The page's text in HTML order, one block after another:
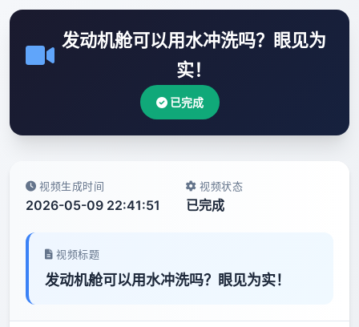
发动机舱可以用水冲洗吗？眼见为
实！
已完成
视频生成时间
2026-05-09 22:41:51
视频状态
已完成
视频标题
发动机舱可以用水冲洗吗？眼见为实！